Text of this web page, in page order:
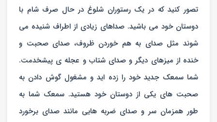
تصور کنید که در یک رستوران شلوغ در حال صرف شام با
دوستان خود می باشید. صداهای زیادی از اطراف شنیده می
شوند مثل صدای به هم خوردن ظروف، صدای صحبت و
خنده از میزهای دیگر و صدای شتاب و عجله ی پیشخدمت.
شما سمعک جدید خود را زده اید و مشغول گوش دادن به
صحبت های یکی از دوستان خود هستید. سمعک شما به
طور همزمان سر و صدای ضربه هایی مانند صدای برخورد